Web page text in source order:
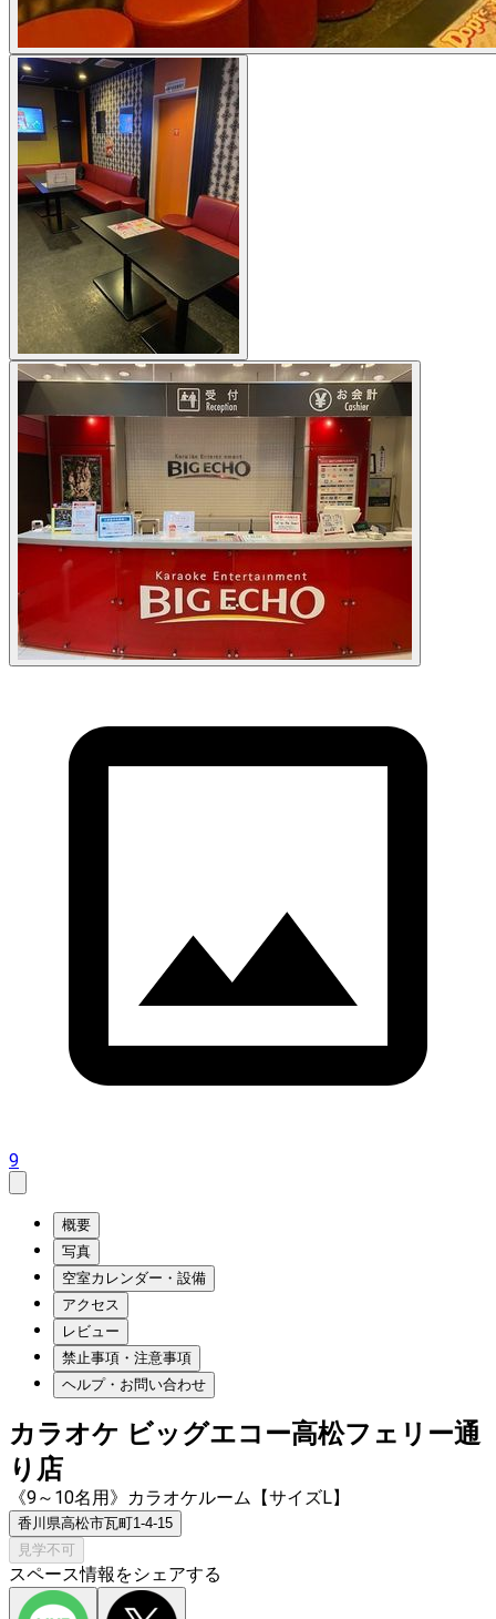
9
概要
写真
空室カレンダー・設備
アクセス
レビュー
禁止事項・注意事項
ヘルプ・お問い合わせ
カラオケ ビッグエコー高松フェリー通
り店
《9～10名用》カラオケルーム【サイズL】
香川県高松市瓦町1-4-15
見学不可
スペース情報をシェアする